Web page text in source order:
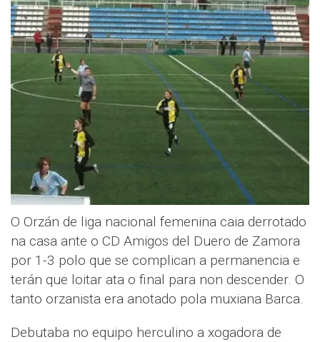
O Orzán de liga nacional femenina caia derrotado
na casa ante o CD Amigos del Duero de Zamora
por 1-3 polo que se complican a permanencia e
terán que loitar ata o final para non descender. O
tanto orzanista era anotado pola muxiana Barca.
Debutaba no equipo herculino a xogadora de